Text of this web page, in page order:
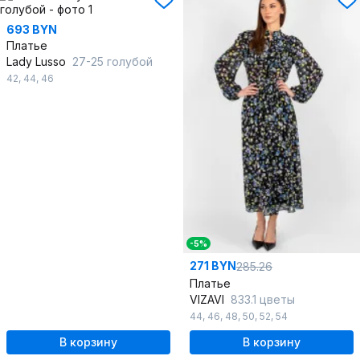
693 BYN
Платье
Lady Lusso 27-25 голубой
42, 44, 46
В корзину
-5%
271 BYN285.26
Платье
VIZAVI 833.1 цветы
44, 46, 48, 50, 52, 54
В корзину